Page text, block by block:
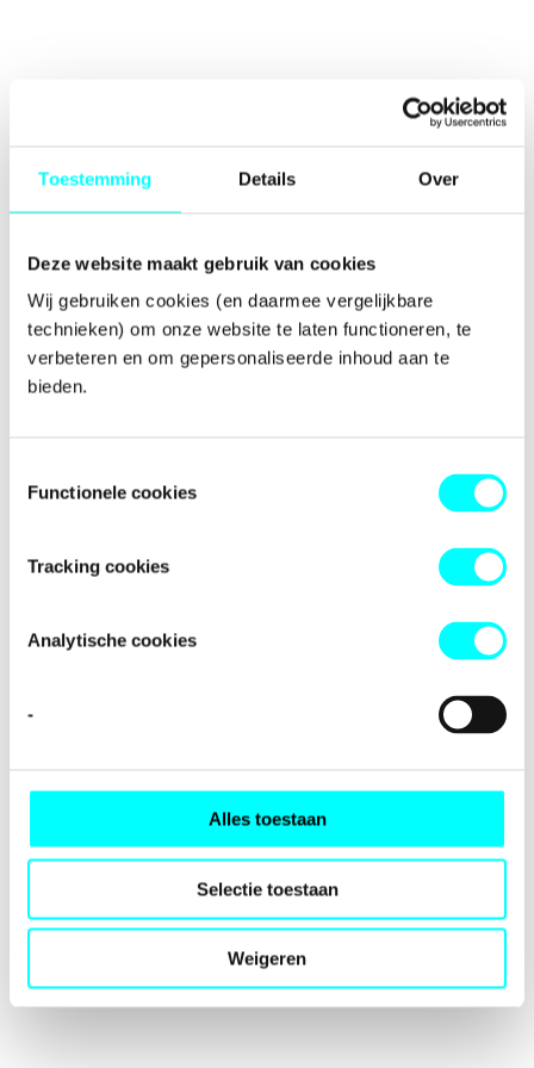
Toestemming Details Over
Deze website maakt gebruik van cookies
Wij gebruiken cookies (en daarmee vergelijkbare
technieken) om onze website te laten functioneren, te
verbeteren en om gepersonaliseerde inhoud aan te
bieden.
Functionele cookies
Tracking cookies
Analytische cookies
-
Alles toestaan
Selectie toestaan
Weigeren
-side exception has occurred while
browser consolefor